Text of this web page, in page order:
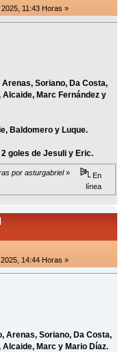
11:43 Horas »
Arenas, Soriano, Da Costa,
Marc Fernández y
Baldomero y Luque.
2 goles de Jesuli y Eric.
por asturgabriel»
En
línea
14:44 Horas »
Arenas, Soriano, Da Costa,
Marc y Mario Díaz.